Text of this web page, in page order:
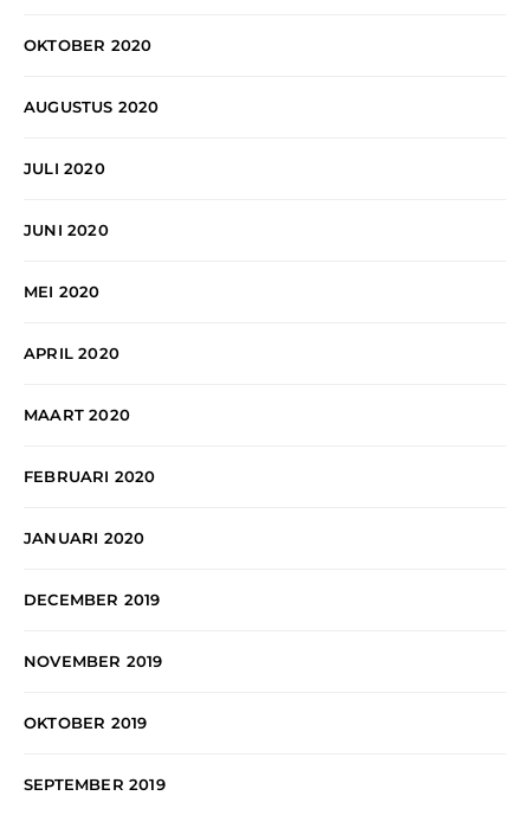
OKTOBER 2020
AUGUSTUS 2020
JULI 2020
JUNI 2020
MEI 2020
APRIL 2020
MAART 2020
FEBRUARI 2020
JANUARI 2020
DECEMBER 2019
NOVEMBER 2019
OKTOBER 2019
SEPTEMBER 2019